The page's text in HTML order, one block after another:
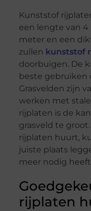
Kunststof
een lengte van 4
meter en een
zullen kunststof
doorbuigen. De
beste gebruiken
Grasvelden zijn
werken met
rijplaten is de
grasveld te
rijplaten huurt,
juiste plaats
meer nodig
rijplaten